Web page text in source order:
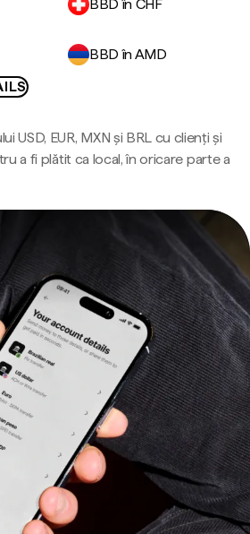
BBD în CHF
BBD în AMD
USD, EUR, MXN și BRL cu clienți și
a fi plătit ca local, în oricare parte a